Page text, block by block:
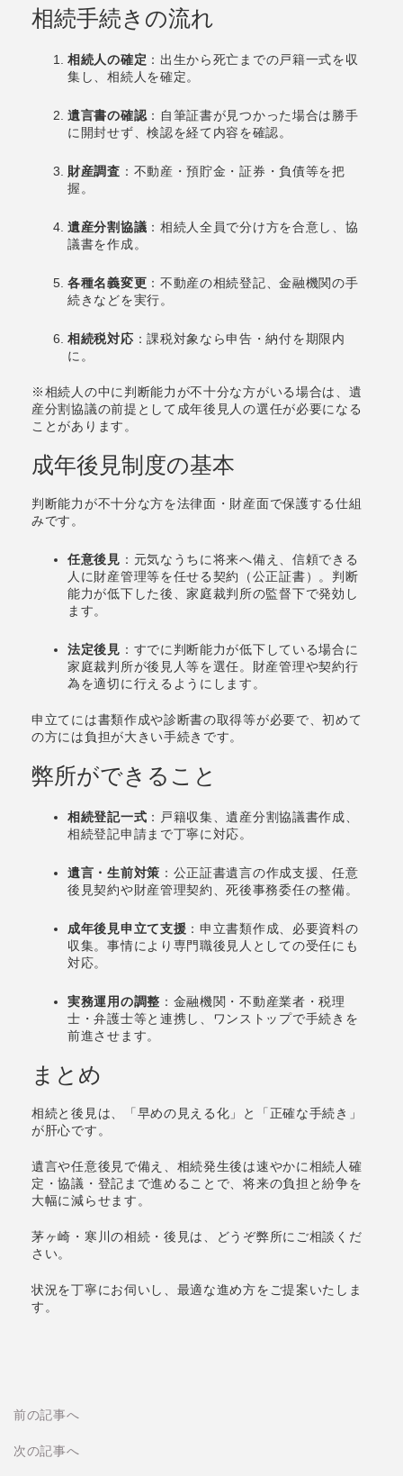
相続手続きの流れ
相続人の確定 ：出生から死亡までの戸籍一式を収
集し、相続人を確定。
遺言書の確認：自筆証書が見つかった場合は勝手
に開封せず、検認を経て内容を確認。
財産調査 ：不動産・預貯金・証券・負債等を把
握。
遺産分割協議 ：相続人全員で分け方を合意し、協
議書を作成。
各種名義変更 ：不動産の相続登記、金融機関の手
続きなどを実行。
相続税対応 ：課税対象なら申告・納付を期限内
に。
※相続人の中に判断能力が不十分な方がいる場合は、遺
産分割協議の前提として成年後見人の選任が必要になる
ことがあります。
成年後見制度の基本
判断能力が不十分な方を法律面・財産面で保護する仕組
みです。
任意後見 ：元気なうちに将来へ備え、信頼できる
人に財産管理等を任せる契約（公正証書）。判断
能力が低下した後、家庭裁判所の監督下で発効し
ます。
法定後見 ：すでに判断能力が低下している場合に
家庭裁判所が後見人等を選任。財産管理や契約行
為を適切に行えるようにします。
申立てには書類作成や診断書の取得等が必要で、初めて
の方には負担が大きい手続きです。
弊所ができること
相続登記一式 ：戸籍収集、遺産分割協議書作成、
相続登記申請まで丁寧に対応。
遺言・生前対策 ：公正証書遺言の作成支援、任意
後見契約や財産管理契約、死後事務委任の整備。
成年後見申立て支援 ：申立書類作成、必要資料の
収集。事情により専門職後見人としての受任にも
対応。
実務運用の調整 ：金融機関・不動産業者・税理
士・弁護士等と連携し、ワンストップで手続きを
前進させます。
まとめ
相続と後見は、「早めの見える化」と「正確な手続き」
が肝心です。
遺言や任意後見で備え、相続発生後は速やかに相続人確
定・協議・登記まで進めることで、将来の負担と紛争を
大幅に減らせます。
茅ヶ崎・寒川の相続・後見は、どうぞ弊所にご相談くだ
さい。
状況を丁寧にお伺いし、最適な進め方をご提案いたしま
す。
前の記事へ
次の記事へ